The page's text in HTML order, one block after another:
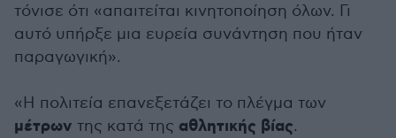
τόνισε ότι «απαιτείται κινητοποίηση όλων. Γι
αυτό υπήρξε μια ευρεία συνάντηση που ήταν
παραγωγική».
«Η πολιτεία επανεξετάζει το πλέγμα των
μέτρων της κατά της αθλητικής βίας.